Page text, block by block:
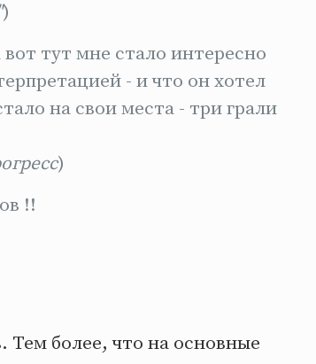
)
тут мне стало интересно
- и что он хотел
на свои места - три грали
)
!!
Тем более, что на основные